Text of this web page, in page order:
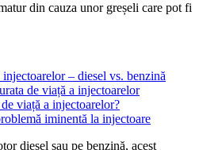
din cauza unor greșeli care pot fi
– diesel vs. benzină
de viață a injectoarelor
viață a injectoarelor?
iminentă la injectoare
diesel sau pe benzină, acest